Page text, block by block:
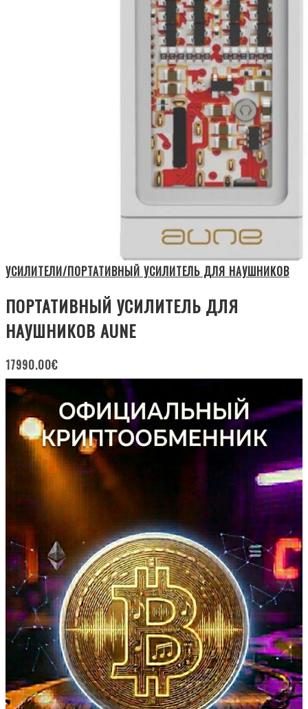
УСИЛИТЕЛИ/ПОРТАТИВНЫЙ УСИЛИТЕЛЬ ДЛЯ НАУШНИКОВ
ПОРТАТИВНЫЙ УСИЛИТЕЛЬ ДЛЯ
НАУШНИКОВ AUNE
17990.00€